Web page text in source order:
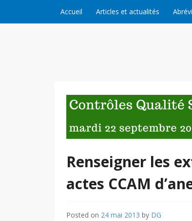
Accueil Articles et actualités
Renseigner les
actes CCAM
Posted on 24 mai 2013 by DG